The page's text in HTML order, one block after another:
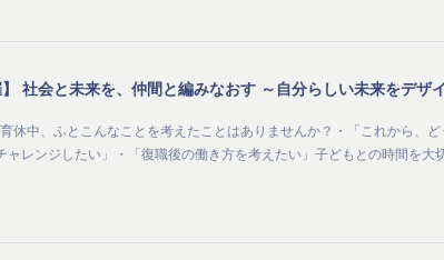
休中、ふとこんなことを考えたことはありませんか？・「これから、
ャレンジしたい」・「復職後の働き方を考えたい」子どもとの時間を